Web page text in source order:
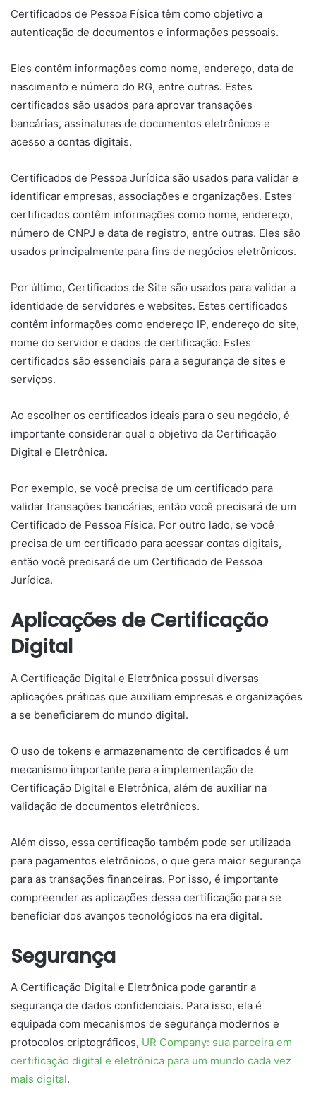
Certificados de Pessoa Física têm como objetivo a
autenticação de documentos e informações pessoais.
Eles contêm informações como nome, endereço, data de
nascimento e número do RG, entre outras. Estes
certificados são usados para aprovar transações
bancárias, assinaturas de documentos eletrônicos e
acesso a contas digitais.
Certificados de Pessoa Jurídica são usados para validar e
identificar empresas, associações e organizações. Estes
certificados contêm informações como nome, endereço,
número de CNPJ e data de registro, entre outras. Eles são
usados principalmente para fins de negócios eletrônicos.
Por último, Certificados de Site são usados para validar a
identidade de servidores e websites. Estes certificados
contêm informações como endereço IP, endereço do site,
nome do servidor e dados de certificação. Estes
certificados são essenciais para a segurança de sites e
serviços.
Ao escolher os certificados ideais para o seu negócio, é
importante considerar qual o objetivo da Certificação
Digital e Eletrônica.
Por exemplo, se você precisa de um certificado para
validar transações bancárias, então você precisará de um
Certificado de Pessoa Física. Por outro lado, se você
precisa de um certificado para acessar contas digitais,
então você precisará de um Certificado de Pessoa
Jurídica.
Aplicações de Certificação
Digital
A Certificação Digital e Eletrônica possui diversas
aplicações práticas que auxiliam empresas e organizações
a se beneficiarem do mundo digital.
O uso de tokens e armazenamento de certificados é um
mecanismo importante para a implementação de
Certificação Digital e Eletrônica, além de auxiliar na
validação de documentos eletrônicos.
Além disso, essa certificação também pode ser utilizada
para pagamentos eletrônicos, o que gera maior segurança
para as transações financeiras. Por isso, é importante
compreender as aplicações dessa certificação para se
beneficiar dos avanços tecnológicos na era digital.
Segurança
A Certificação Digital e Eletrônica pode garantir a
segurança de dados confidenciais. Para isso, ela é
equipada com mecanismos de segurança modernos e
protocolos criptográficos, UR Company: sua parceira em
certificação digital e eletrônica para um mundo cada vez
mais digital.